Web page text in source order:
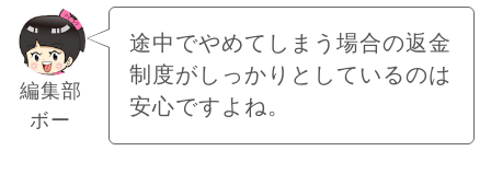
編集部
ボー
途中でやめてしまう場合の返金
制度がしっかりとしているのは
安心ですよね。